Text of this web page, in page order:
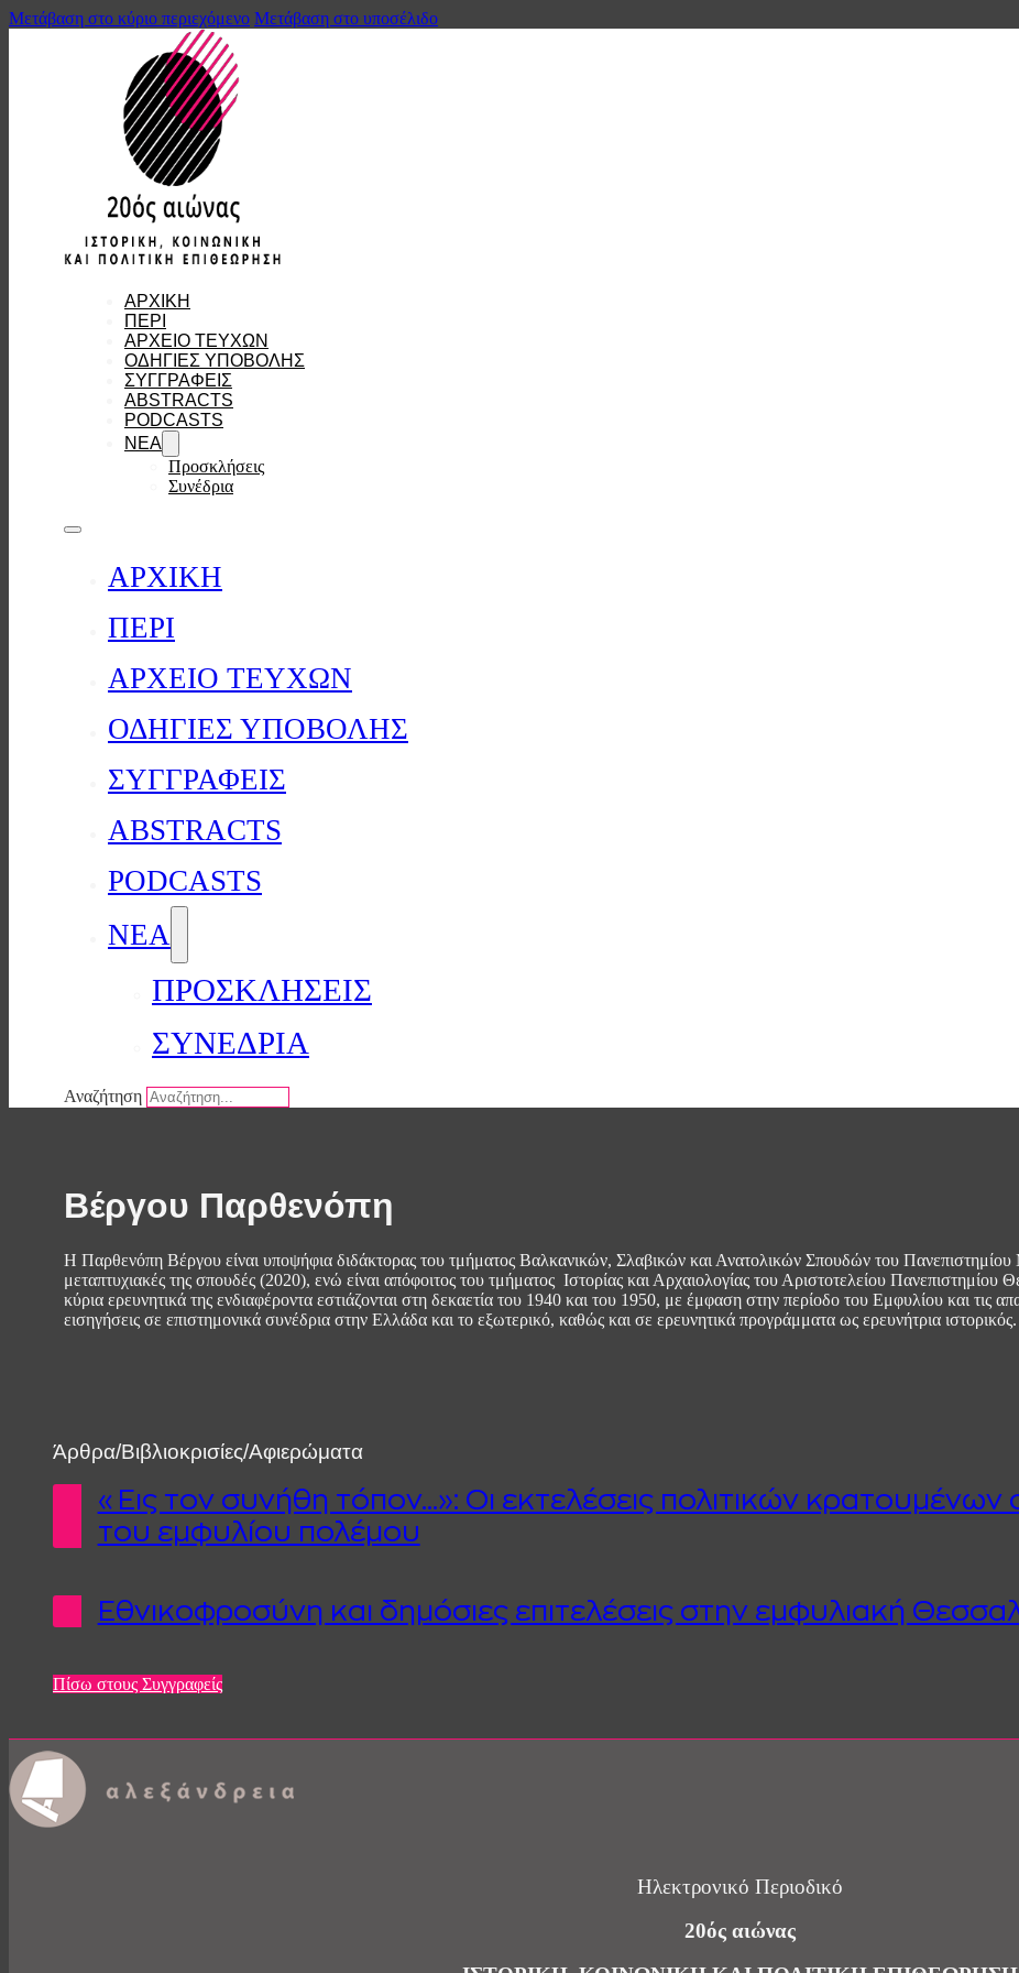
Μετάβαση στο κύριο περιεχόμενο Μετάβαση στο υποσέλιδο
ΑΡΧΙΚΗ
ΠΕΡΙ
ΑΡΧΕΙΟ ΤΕΥΧΩΝ
ΟΔΗΓΙΕΣ ΥΠΟΒΟΛΗΣ
ΣΥΓΓΡΑΦΕΙΣ
ABSTRACTS
PODCASTS
ΝΕΑ
Προσκλήσεις
Συνέδρια
ΑΡΧΙΚΗ
ΠΕΡΙ
ΑΡΧΕΙΟ ΤΕΥΧΩΝ
ΟΔΗΓΙΕΣ ΥΠΟΒΟΛΗΣ
ΣΥΓΓΡΑΦΕΙΣ
ABSTRACTS
PODCASTS
ΝΕΑ
ΠΡΟΣΚΛΗΣΕΙΣ
ΣΥΝΕΔΡΙΑ
Αναζήτηση
Βέργου Παρθενόπη
Η Παρθενόπη Βέργου είναι υποψήφια διδάκτορας του τμήματος Βαλκανικών, Σλαβικών και Ανατολικών Σπουδών του Πανεπιστημίου
μεταπτυχιακές της σπουδές (2020), ενώ είναι απόφοιτος του τμήματος Ιστορίας και Αρχαιολογίας του Αριστοτελείου Πανεπιστημίου
κύρια ερευνητικά της ενδιαφέροντα εστιάζονται στη δεκαετία του 1940 και του 1950, με έμφαση στην περίοδο του Εμφυλίου και
εισηγήσεις σε επιστημονικά συνέδρια στην Ελλάδα και το εξωτερικό, καθώς και σε ερευνητικά προγράμματα ως ερευνήτρια ιστορικός.
Άρθρα/Βιβλιοκρισίες/Αφιερώματα
«Εις τον συνήθη τόπον...»: Οι εκτελέσεις πολιτικών
του εμφυλίου πολέμου
Εθνικοφροσύνη και δημόσιες επιτελέσεις στην εμφυλιακή
Πίσω στους Συγγραφείς
Ηλεκτρονικό Περιοδικό
20ός αιώνας